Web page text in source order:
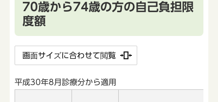
70歳から74歳の方の自己負担限
度額
画面サイズに合わせて閲覧
平成30年8月診療分から適用